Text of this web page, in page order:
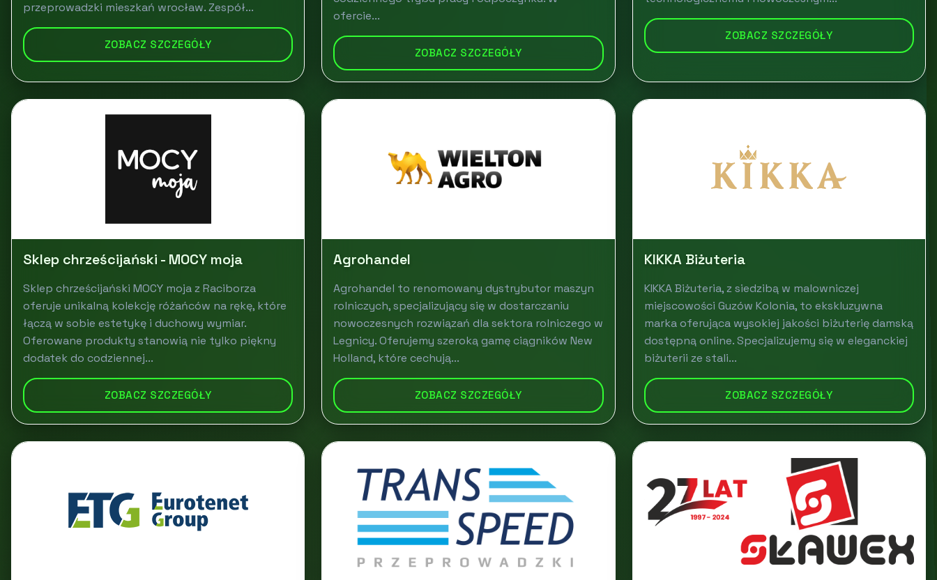
przeprowadzki mieszkań wrocław. Zespół...
ZOBACZ SZCZEGÓŁY
ofercie...
ZOBACZ SZCZEGÓŁY
ZOBACZ SZCZEGÓŁY
Sklep chrześcijański - MOCY moja
Sklep chrześcijański MOCY moja z Raciborza
oferuje unikalną kolekcję różańców na rękę, które
łączą w sobie estetykę i duchowy wymiar.
Oferowane produkty stanowią nie tylko piękny
dodatek do codziennej...
ZOBACZ SZCZEGÓŁY
Agrohandel
Agrohandel to renomowany dystrybutor maszyn
rolniczych, specjalizujący się w dostarczaniu
nowoczesnych rozwiązań dla sektora rolniczego w
Legnicy. Oferujemy szeroką gamę ciągników New
Holland, które cechują...
ZOBACZ SZCZEGÓŁY
KIKKA Biżuteria
KIKKA Biżuteria, z siedzibą w malowniczej
miejscowości Guzów Kolonia, to ekskluzywna
marka oferująca wysokiej jakości biżuterię damską
dostępną online. Specjalizujemy się w eleganckiej
biżuterii ze stali...
ZOBACZ SZCZEGÓŁY